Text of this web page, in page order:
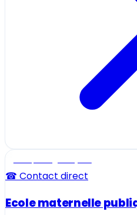
☎ Contact direct
Ecole maternelle